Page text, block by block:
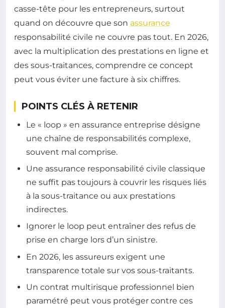
casse-tête pour les entrepreneurs, surtout
quand on découvre que son assurance
responsabilité civile ne couvre pas tout. En 2026,
avec la multiplication des prestations en ligne et
des sous-traitances, comprendre ce concept
peut vous éviter une facture à six chiffres.
POINTS CLÉS À RETENIR
Le « loop » en assurance entreprise désigne
une chaîne de responsabilités complexe,
souvent mal comprise.
Une assurance responsabilité civile classique
ne suffit pas toujours à couvrir les risques liés
à la sous-traitance ou aux prestations
indirectes.
Ignorer le loop peut entraîner des refus de
prise en charge lors d’un sinistre.
En 2026, les assureurs exigent une
transparence totale sur vos sous-traitants.
Un contrat multirisque professionnel bien
paramétré peut vous protéger contre ces